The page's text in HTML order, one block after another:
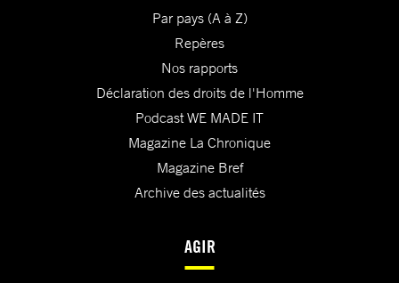
Par pays (A à Z)
Repères
Nos rapports
Déclaration des droits de l'Homme
Podcast WE MADE IT
Magazine La Chronique
Magazine Bref
Archive des actualités
AGIR